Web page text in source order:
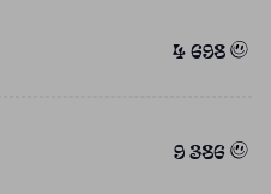
4 698
9 386